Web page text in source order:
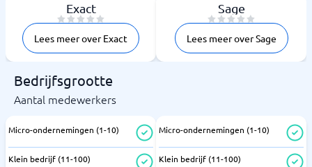
Exact
Lees meer over Exact
Sage
Lees meer over Sage
Bedrijfsgrootte
Aantal medewerkers
Micro-ondernemingen (1-10)
Klein bedrijf (11-100)
Micro-ondernemingen (1-10)
Klein bedrijf (11-100)